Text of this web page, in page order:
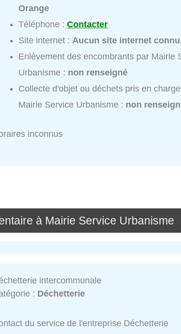
Orange
Téléphone :Contacter
Site internet :Aucun site internet connu
Enlèvement des encombrants par Mairie
Urbanisme : non renseigné
Collecte d'objet ou déchets pris en
Mairie Service Urbanisme : non
inconnus
à Mairie Service Urbanisme
intercommunale
: Déchetterie
du service de l'entreprise Déchetterie